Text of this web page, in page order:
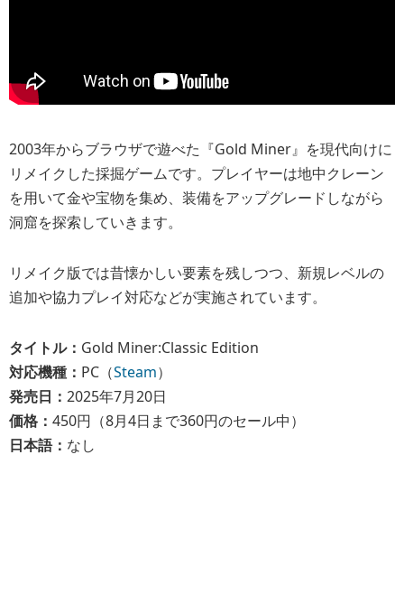
2003年からブラウザで遊べた『Gold Miner』を現代向けに
リメイクした採掘ゲームです。プレイヤーは地中クレーン
を用いて金や宝物を集め、装備をアップグレードしながら
洞窟を探索していきます。
リメイク版では昔懐かしい要素を残しつつ、新規レベルの
追加や協力プレイ対応などが実施されています。
タイトル： Gold Miner:Classic Edition
対応機種： PC（Steam）
発売日： 2025年7月20日
価格： 450円（8月4日まで360円のセール中）
日本語： なし